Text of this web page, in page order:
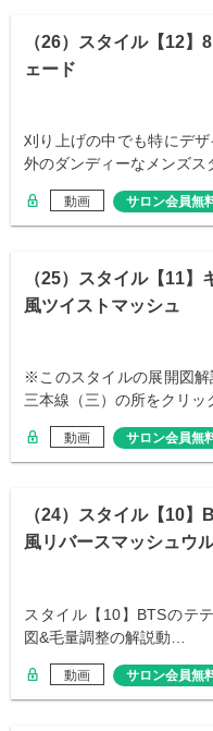
（26）スタイル【12】
ェード
刈り上げの中でも特にデ
外のダンディーなメンズ
動画 サロン会員無
（25）スタイル【11】
風ツイストマッシュ
※このスタイルの展開図
三本線（三）の所をクリ
動画 サロン会員無
（24）スタイル【10】
風リバースマッシュウ
スタイル【10】BTSのテ
図&毛量調整の解説動…
動画 サロン会員無